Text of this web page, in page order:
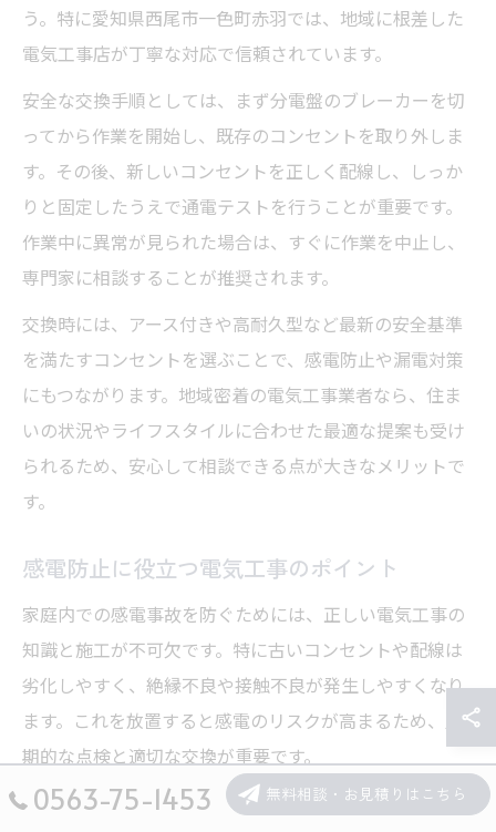
う。特に愛知県西尾市一色町赤羽では、地域に根差した
電気工事店が丁寧な対応で信頼されています。
安全な交換手順としては、まず分電盤のブレーカーを切
ってから作業を開始し、既存のコンセントを取り外しま
す。その後、新しいコンセントを正しく配線し、しっか
りと固定したうえで通電テストを行うことが重要です。
作業中に異常が見られた場合は、すぐに作業を中止し、
専門家に相談することが推奨されます。
交換時には、アース付きや高耐久型など最新の安全基準
を満たすコンセントを選ぶことで、感電防止や漏電対策
にもつながります。地域密着の電気工事業者なら、住ま
いの状況やライフスタイルに合わせた最適な提案も受け
られるため、安心して相談できる点が大きなメリットで
す。
感電防止に役立つ電気工事のポイント
家庭内での感電事故を防ぐためには、正しい電気工事の
知識と施工が不可欠です。特に古いコンセントや配線は
劣化しやすく、絶縁不良や接触不良が発生しやすくなり
ます。これを放置すると感電のリスクが高まるため、定
期的な点検と適切な交換が重要です。
感電防止のための具体的なポイントとしては、アース付
0563-75-1453 無料相談・お見積りはこちら